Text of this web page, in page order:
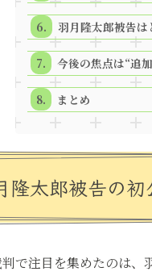
羽月隆太郎被告は
今後の焦点は“追
まとめ
隆太郎被告の
で注目を集めたのは、